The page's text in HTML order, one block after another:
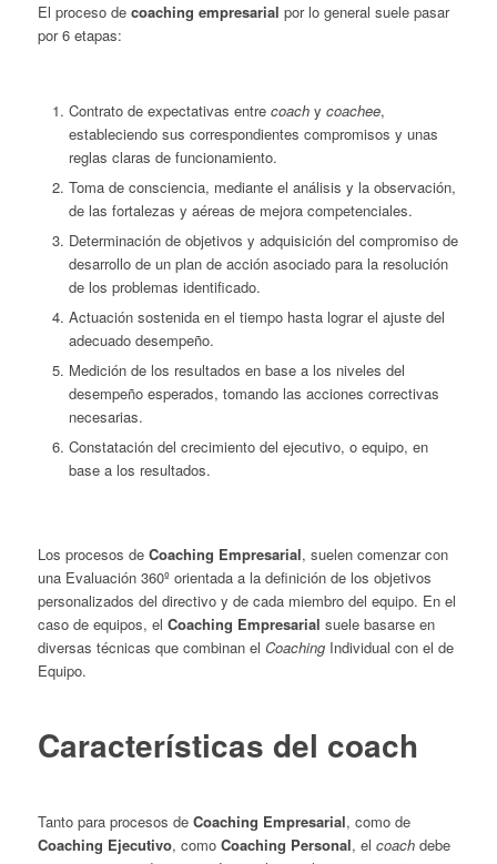
El proceso de coaching empresarial por lo general suele pasar
por 6 etapas:
Contrato de expectativas entre coachy coachee,
estableciendo sus correspondientes compromisos y unas
reglas claras de funcionamiento.
Toma de consciencia, mediante el análisis y la observación,
de las fortalezas y aéreas de mejora competenciales.
Determinación de objetivos y adquisición del compromiso de
desarrollo de un plan de acción asociado para la resolución
de los problemas identificado.
Actuación sostenida en el tiempo hasta lograr el ajuste del
adecuado desempeño.
Medición de los resultados en base a los niveles del
desempeño esperados, tomando las acciones correctivas
necesarias.
Constatación del crecimiento del ejecutivo, o equipo, en
base a los resultados.
Los procesos de Coaching Empresarial, suelen comenzar con
una Evaluación 360º orientada a la definición de los objetivos
personalizados del directivo y de cada miembro del equipo. En el
caso de equipos, el Coaching Empresarial suele basarse en
diversas técnicas que combinan el CoachingIndividual con el de
Equipo.
Características del coach
Tanto para procesos de Coaching Empresarial, como de
Coaching Ejecutivo, como Coaching Personal, el coachdebe